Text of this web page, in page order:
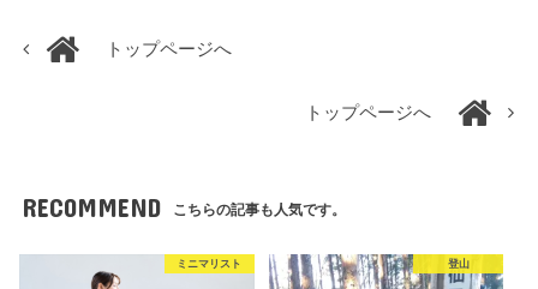
トップページへ
トップページへ
RECOMMEND こちらの記事も人気です。
ミニマリスト 登山